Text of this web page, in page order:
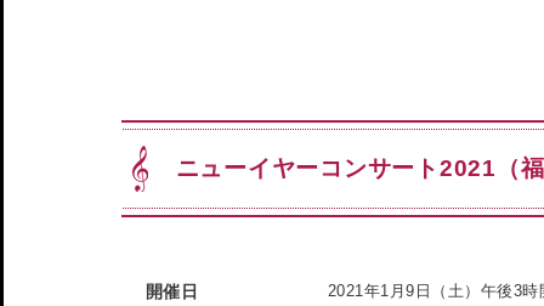
ニューイヤーコンサート2021（
開催日 2021年1月9日（土）午後3時